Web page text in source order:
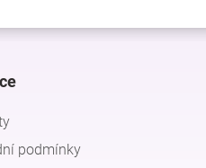
podmínky